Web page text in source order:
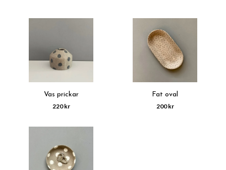
Vas prickar
220 kr
Fat oval
200 kr